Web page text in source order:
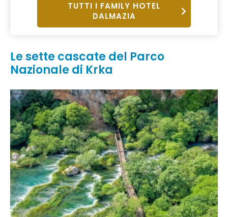
TUTTI I FAMILY HOTEL
DALMAZIA
Le sette cascate del Parco
Nazionale di Krka